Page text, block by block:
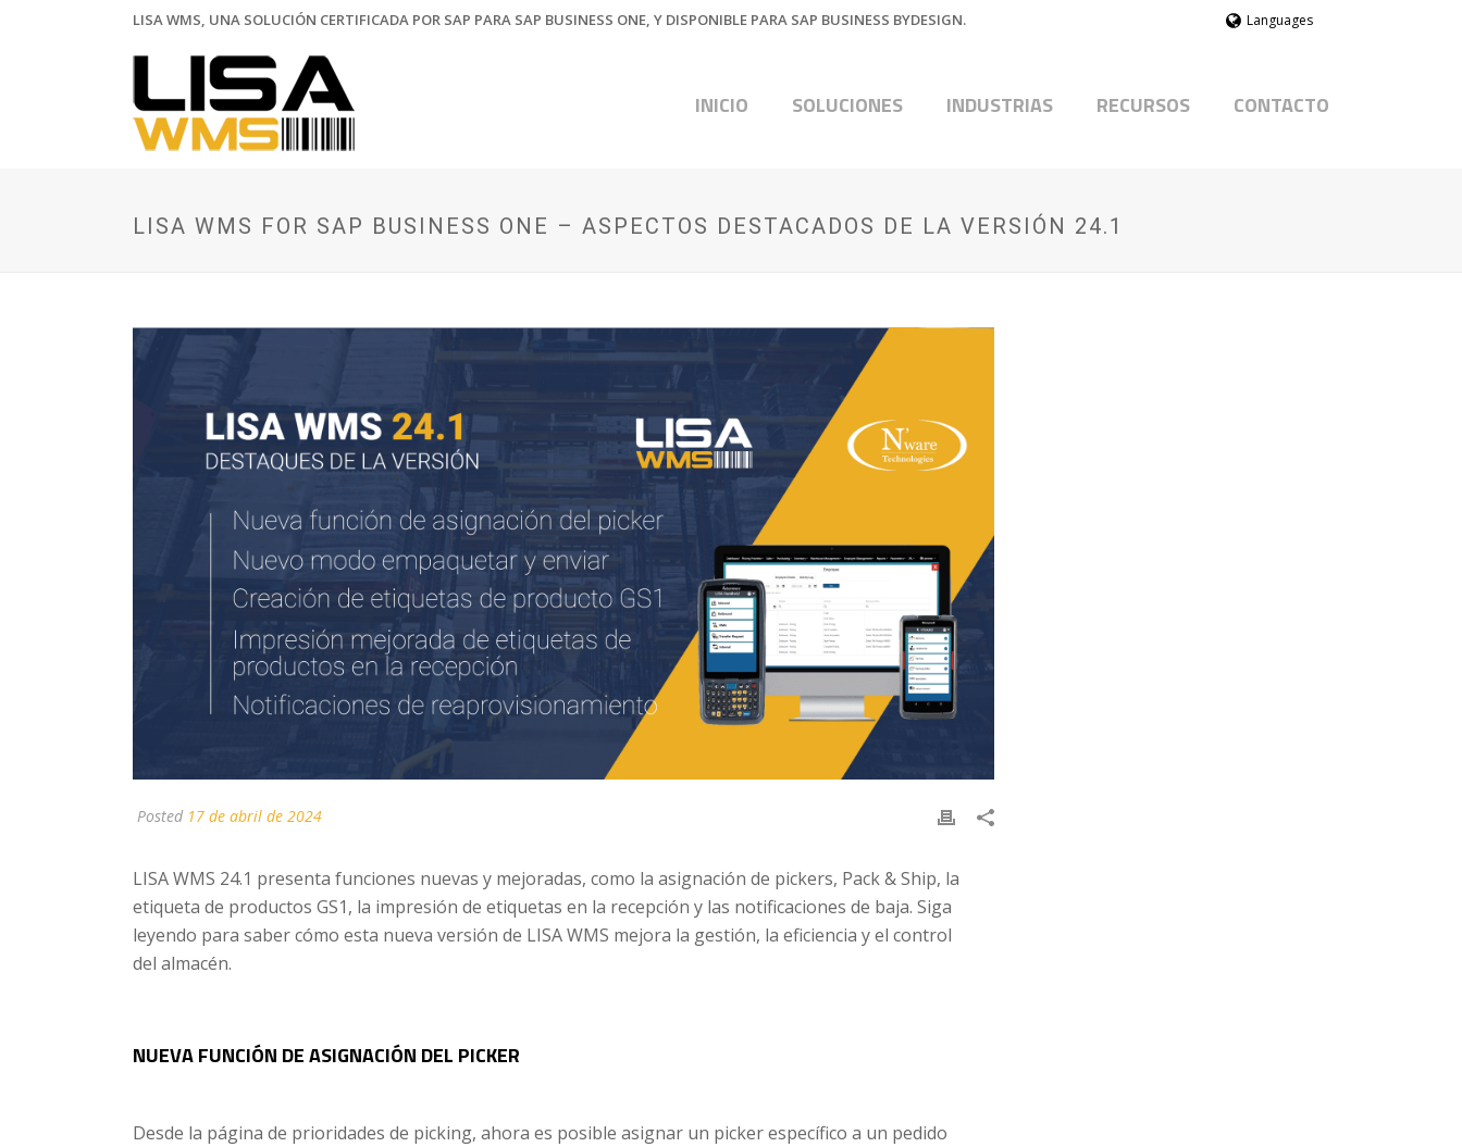
LISA WMS, UNA SOLUCIÓN CERTIFICADA POR SAP PARA SAP BUSINESS ONE, Y DISPONIBLE PARA SAP BUSINESS BYDESIGN. Languages
INICIO SOLUCIONES INDUSTRIAS RECURSOS CONTACTO
LISA WMS FOR SAP BUSINESS ONE – ASPECTOS DESTACADOS DE LA VERSIÓN 24.1
Posted 17 de abril de 2024
LISA WMS 24.1 presenta funciones nuevas y mejoradas, como la asignación de pickers, Pack & Ship, la
etiqueta de productos GS1, la impresión de etiquetas en la recepción y las notificaciones de baja. Siga
leyendo para saber cómo esta nueva versión de LISA WMS mejora la gestión, la eficiencia y el control
del almacén.
NUEVA FUNCIÓN DE ASIGNACIÓN DEL PICKER
Desde la página de prioridades de picking, ahora es posible asignar un picker específico a un pedido